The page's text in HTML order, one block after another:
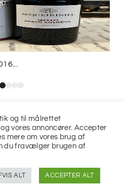
og til målrettet
vores annoncører. Accepter
mere om vores brug af
du fravælger brugen af
ALT ACCEPTER ALT